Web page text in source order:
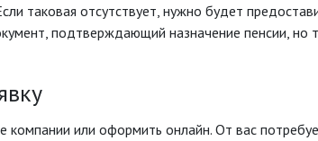
таковая отсутствует, нужно будет
подтверждающий назначение пенсии, но
компании или оформить онлайн. От вас